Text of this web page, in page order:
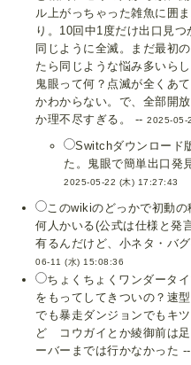
ル上がっちゃった雑魚に囲
り。10回中1度だけ出口見
同じように全滅。まだ最初
たら同じような悩み多いら
鬼眼って何？点滅が全くあ
かわからない。で、全部開
か理不尽すぎる。 --2025-05-
Switchダウンロード
た。鬼眼で簡単出口発
2025-05-22 (木) 17:27:43
このwikiのどっかで初動
何人かいる(公式は仕様と発
有るんだけど、小ネタ・バ
06-11 (水) 15:08:36
ちょくちょくワンダータ
をもってしてきついの？速
でも暴走ダンジョンでもキ
ど コウガイとか綾御前は
ーバーまでは行かなかった